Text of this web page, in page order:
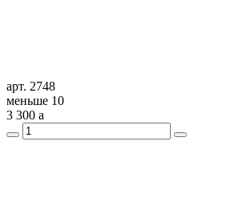
арт. 2748
меньше 10
3 300 a